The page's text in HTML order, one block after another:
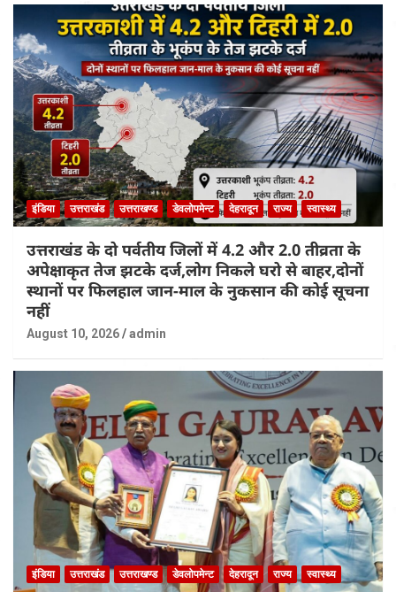
इंडिया उत्तराखंड उत्तराखण्ड डेवलोपमेन्ट देहरादून राज्य स्वास्थ्य
उत्तराखंड के दो पर्वतीय जिलों में 4.2 और 2.0 तीव्रता के
अपेक्षाकृत तेज झटके दर्ज,लोग निकले घरो से बाहर,दोनों
स्थानों पर फिलहाल जान-माल के नुकसान की कोई सूचना
नहीं
August 10, 2026 admin
इंडिया उत्तराखंड उत्तराखण्ड डेवलोपमेन्ट देहरादून राज्य स्वास्थ्य